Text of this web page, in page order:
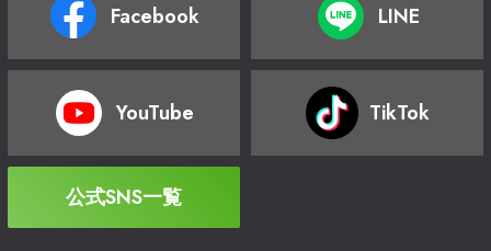
Facebook LINE
YouTube TikTok
公式SNS一覧